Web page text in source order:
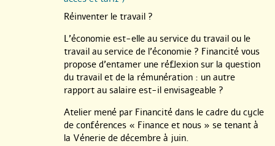
Réinventer le travail ?
L’économie est-elle au service du travail ou le
travail au service de l’économie ? Financité vous
propose d’entamer une réflexion sur la question
du travail et de la rémunération : un autre
rapport au salaire est-il envisageable ?
Atelier mené par Financité dans le cadre du cycle
de conférences « Finance et nous » se tenant à
la Vénerie de décembre à juin.